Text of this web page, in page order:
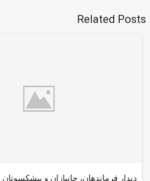
Related Posts
دیدار فرماندهان، جانبازان و پیشکسوتان